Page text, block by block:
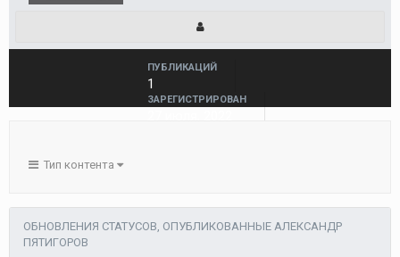
ПУБЛИКАЦИЙ
1
ЗАРЕГИСТРИРОВАН
Тип контента
ОБНОВЛЕНИЯ СТАТУСОВ, ОПУБЛИКОВАННЫЕ АЛЕКСАНДР
ПЯТИГОРОВ